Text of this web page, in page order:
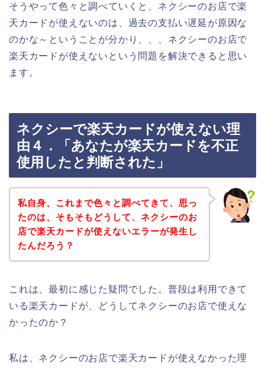
そうやって色々と調べていくと、ネクシーのお店で楽
天カードが使えないのは、過去の支払い遅延が原因な
のかな～ということが分かり、、、ネクシーのお店で
楽天カードが使えないという問題を解決できると思い
ます。
ネクシーで楽天カードが使えない理
由４．「あなたが楽天カードを不正
使用したと判断された」
私自身、これまで色々と調べてきて、思っ
たのは、そもそもどうして、ネクシーのお
店で楽天カードが使えないエラーが発生し
たんだろう？
これは、最初に感じた疑問でした。普段は利用できて
いる楽天カードが、どうしてネクシーのお店で使えな
かったのか？
私は、ネクシーのお店で楽天カードが使えなかった理